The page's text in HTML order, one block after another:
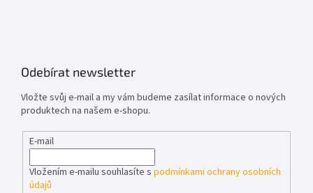
Odebírat newsletter
Vložte svůj e-mail a my vám budeme zasílat informace o nových
produktech na našem e-shopu.
E-mail
Vložením e-mailu souhlasíte s podmínkami ochrany osobních
údajů